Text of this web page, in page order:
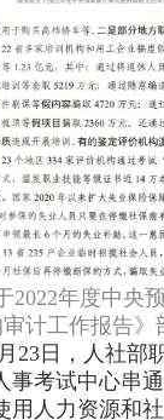
2022年度中央
计工作报告》
23日，人社部
事考试中心串
用人力资源和